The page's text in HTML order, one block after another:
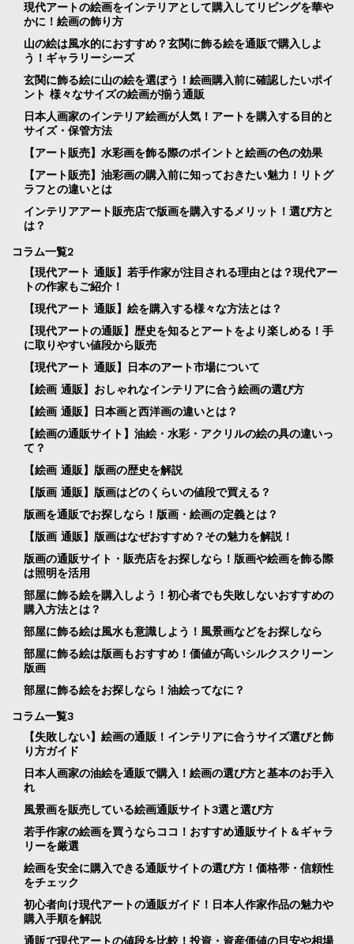
現代アートの絵画をインテリアとして購入してリビングを華や
かに！絵画の飾り方
山の絵は風水的におすすめ？玄関に飾る絵を通販で購入しよ
う！ギャラリーシーズ
玄関に飾る絵に山の絵を選ぼう！絵画購入前に確認したいポイ
ント 様々なサイズの絵画が揃う通販
日本人画家のインテリア絵画が人気！アートを購入する目的と
サイズ・保管方法
【アート販売】水彩画を飾る際のポイントと絵画の色の効果
【アート販売】油彩画の購入前に知っておきたい魅力！リトグ
ラフとの違いとは
インテリアアート販売店で版画を購入するメリット！選び方と
は？
コラム一覧2
【現代アート 通販】若手作家が注目される理由とは？現代アー
トの作家もご紹介！
【現代アート 通販】絵を購入する様々な方法とは？
【現代アートの通販】歴史を知るとアートをより楽しめる！手
に取りやすい値段から販売
【現代アート 通販】日本のアート市場について
【絵画 通販】おしゃれなインテリアに合う絵画の選び方
【絵画 通販】日本画と西洋画の違いとは？
【絵画の通販サイト】油絵・水彩・アクリルの絵の具の違いっ
て？
【絵画 通販】版画の歴史を解説
【版画 通販】版画はどのくらいの値段で買える？
版画を通販でお探しなら！版画・絵画の定義とは？
【版画 通販】版画はなぜおすすめ？その魅力を解説！
版画の通販サイト・販売店をお探しなら！版画や絵画を飾る際
は照明を活用
部屋に飾る絵を購入しよう！初心者でも失敗しないおすすめの
購入方法とは？
部屋に飾る絵は風水も意識しよう！風景画などをお探しなら
部屋に飾る絵は版画もおすすめ！価値が高いシルクスクリーン
版画
部屋に飾る絵をお探しなら！油絵ってなに？
コラム一覧3
【失敗しない】絵画の通販！インテリアに合うサイズ選びと飾
り方ガイド
日本人画家の油絵を通販で購入！絵画の選び方と基本のお手入
れ
風景画を販売している絵画通販サイト3選と選び方
若手作家の絵画を買うならココ！おすすめ通販サイト＆ギャラ
リーを厳選
絵画を安全に購入できる通販サイトの選び方！価格帯・信頼性
をチェック
初心者向け現代アートの通販ガイド！日本人作家作品の魅力や
購入手順を解説
通販で現代アートの値段を比較！投資・資産価値の目安や相場